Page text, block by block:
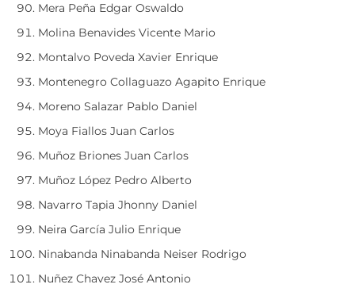
Mera Peña Edgar Oswaldo
Molina Benavides Vicente Mario
Montalvo Poveda Xavier Enrique
Montenegro Collaguazo Agapito Enrique
Moreno Salazar Pablo Daniel
Moya Fiallos Juan Carlos
Muñoz Briones Juan Carlos
Muñoz López Pedro Alberto
Navarro Tapia Jhonny Daniel
Neira García Julio Enrique
Ninabanda Ninabanda Neiser Rodrigo
Nuñez Chavez José Antonio